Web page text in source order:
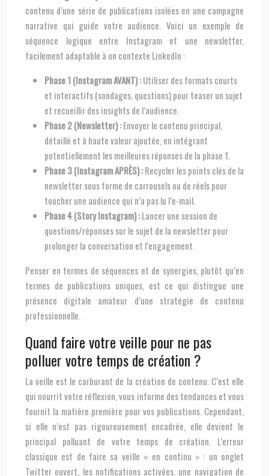
contenu d’une série de publications isolées en une campagne
narrative qui guide votre audience. Voici un exemple de
séquence logique entre Instagram et une newsletter,
facilement adaptable à un contexte LinkedIn :
Phase 1 (Instagram AVANT) :Utiliser des formats courts
et interactifs (sondages, questions) pour teaser un sujet
et recueillir des insights de l’audience.
Phase 2 (Newsletter) :Envoyer le contenu principal,
détaillé et à haute valeur ajoutée, en intégrant
potentiellement les meilleures réponses de la phase 1.
Phase 3 (Instagram APRÈS) :Recycler les points clés de la
newsletter sous forme de carrousels ou de réels pour
toucher une audience qui n’a pas lu l’e-mail.
Phase 4 (Story Instagram) :Lancer une session de
questions/réponses sur le sujet de la newsletter pour
prolonger la conversation et l’engagement.
Penser en termes de séquences et de synergies, plutôt qu’en
termes de publications uniques, est ce qui distingue une
présence digitale amateur d’une stratégie de contenu
professionnelle.
Quand faire votre veille pour ne pas
polluer votre temps de création ?
La veille est le carburant de la création de contenu. C’est elle
qui nourrit votre réflexion, vous informe des tendances et vous
fournit la matière première pour vos publications. Cependant,
si elle n’est pas rigoureusement encadrée, elle devient le
principal polluant de votre temps de création. L’erreur
classique est de faire sa veille « en continu » : un onglet
Twitter ouvert, les notifications activées, une navigation de